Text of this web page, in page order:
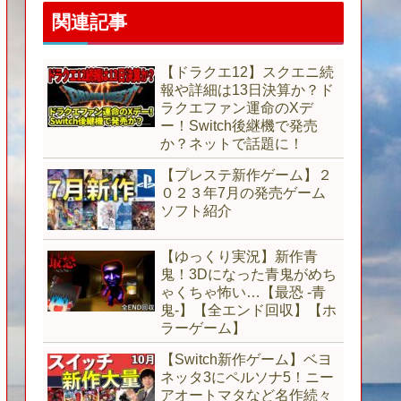
関連記事
【ドラクエ12】スクエニ続
報や詳細は13日決算か？ド
ラクエファン運命のXデ
ー！Switch後継機で発売
か？ネットで話題に！
【プレステ新作ゲーム】２
０２３年7月の発売ゲーム
ソフト紹介
【ゆっくり実況】新作青
鬼！3Dになった青鬼がめち
ゃくちゃ怖い…【最恐 -青
鬼-】【全エンド回収】【ホ
ラーゲーム】
【Switch新作ゲーム】ベヨ
ネッタ3にペルソナ5！ニー
アオートマタなど名作続々